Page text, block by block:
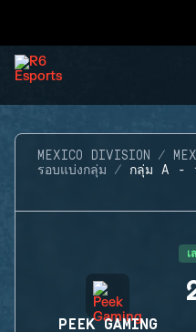
MEXICO DIVISION
รอบแบ่งกลุ่ม
กลุ่ม A -
เ
PEEK GAMING